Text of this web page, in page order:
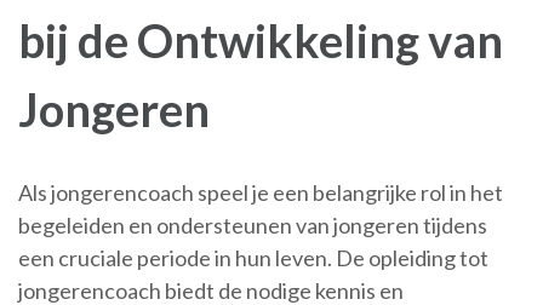
bij de Ontwikkeling van
Jongeren
Als jongerencoach speel je een belangrijke rol in het
begeleiden en ondersteunen van jongeren tijdens
een cruciale periode in hun leven. De opleiding tot
jongerencoach biedt de nodige kennis en